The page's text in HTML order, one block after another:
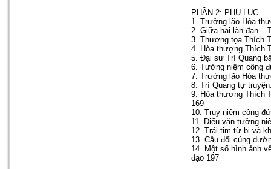
PHẦN 2: PHỤ LỤC
1. Trưởng lão Hòa
2. Giữa hai làn đạn –
3. Thượng tọa Thích
4. Hòa thượng Thích
5. Đại sư Trí Quang
6. Tưởng niệm công
7. Trưởng lão Hòa
8. Trí Quang tự
9. Hòa thượng Thích
169
10. Truy niệm công
11. Điếu văn tưởng
12. Trái tim từ bi và
13. Câu đối cúng
14. Một số hình ảnh
đạo 197